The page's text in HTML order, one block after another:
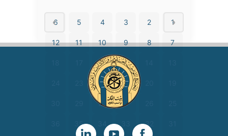
1
2
3
4
5
6
7
8
9
10
11
12
15
16
21
22
27
28
32
35